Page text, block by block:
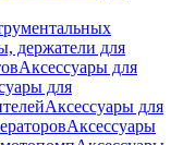
держатели для
Аксессуары для
для
Аксессуары для
Аксессуары